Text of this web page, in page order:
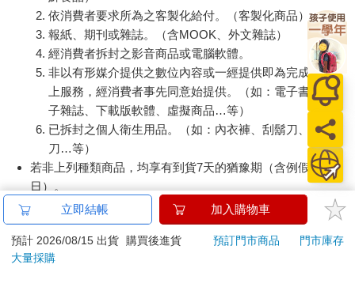
依消費者要求所為之客製化給付。（客製化商品）
報紙、期刊或雜誌。（含MOOK、外文雜誌）
經消費者拆封之影音商品或電腦軟體。
非以有形媒介提供之數位內容或一經提供即為完成之線
上服務，經消費者事先同意始提供。（如：電子書、電
子雜誌、下載版軟體、虛擬商品…等）
已拆封之個人衛生用品。（如：內衣褲、刮鬍刀、除毛
刀…等）
若非上列種類商品，均享有到貨7天的猶豫期（含例假
日）。
辦理退換貨時，商品（組合商品恕無法接受單獨退貨）必須
是您收到商品時的原始狀態（包含商品本體、配件、贈品、
保證書、所有附隨資料文件及原廠內外包裝…等），請勿直
接使用原廠包裝寄送，或於原廠包裝上黏貼紙張或書寫文
立即結帳 加入購物車
預計 2026/08/15 出貨 購買後進貨 預訂門市商品
門市庫存
大量採購